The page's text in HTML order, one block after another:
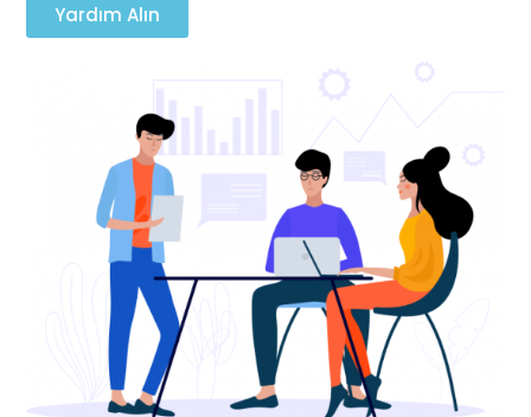
Yardım Alın